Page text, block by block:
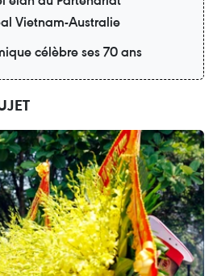
Vietnam-Australie
célèbre ses 70 ans